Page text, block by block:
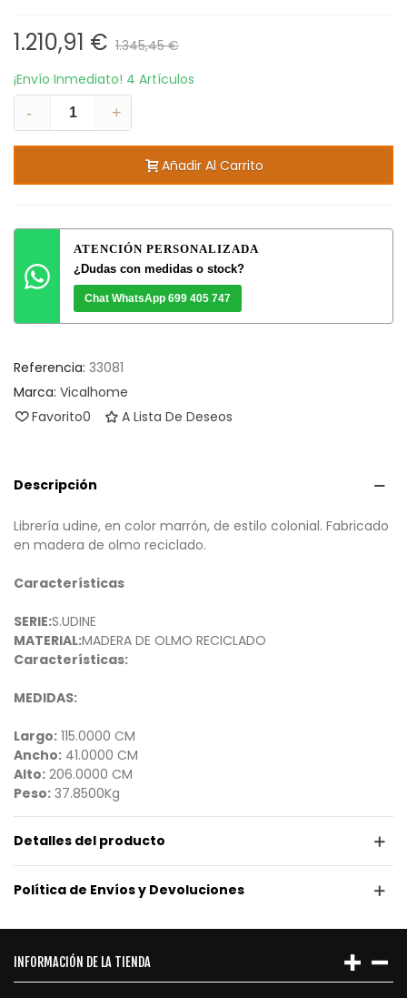
1.210,91 € 1.345,45 €
¡Envío Inmediato! 4 Artículos
-
+
Añadir Al Carrito
ATENCIÓN PERSONALIZADA
¿Dudas con medidas o stock?
Chat WhatsApp 699 405 747
Referencia: 33081
Marca: Vicalhome
Favorito0 A Lista De Deseos
Descripción
Librería udine, en color marrón, de estilo colonial. Fabricado
en madera de olmo reciclado.
Características
SERIE:S.UDINE
MATERIAL:MADERA DE OLMO RECICLADO
Características:
MEDIDAS:
Largo: 115.0000 CM
Ancho: 41.0000 CM
Alto: 206.0000 CM
Peso: 37.8500Kg
Detalles del producto
Política de Envíos y Devoluciones
INFORMACIÓN DE LA TIENDA